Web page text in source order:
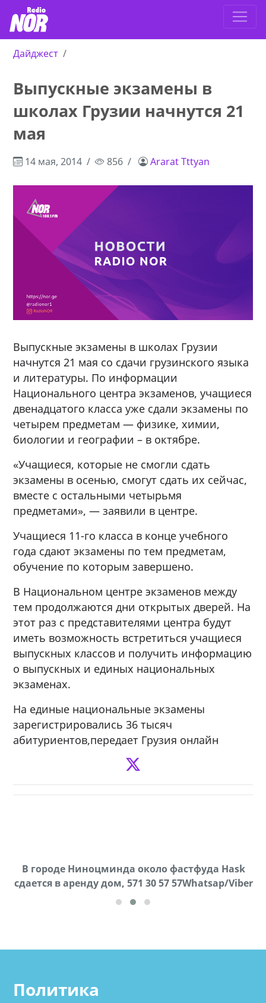
Дайджест
Выпускные экзамены в
школах Грузии начнутся 21
мая
14 мая, 2014 856 Ararat Tttyan
Выпускные экзамены в школах Грузии
начнутся 21 мая со сдачи грузинского языка
и литературы. По информации
Национального центра экзаменов, учащиеся
двенадцатого класса уже сдали экзамены по
четырем предметам — физике, химии,
биологии и географии – в октябре.
«Учащиеся, которые не смогли сдать
экзамены в осенью, смогут сдать их сейчас,
вместе с остальными четырьмя
предметами», — заявили в центре.
Учащиеся 11-го класса в конце учебного
года сдают экзамены по тем предметам,
обучение по которым завершено.
В Национальном центре экзаменов между
тем продолжаются дни открытых дверей. На
этот раз с представителями центра будут
иметь возможность встретиться учащиеся
выпускных классов и получить информацию
о выпускных и единых национальных
экзаменах.
На единые национальные экзамены
зарегистрировались 36 тысяч
абитуриентов,передает Грузия онлайн
В городе Ниноцминда около фастфуда Hask
cдается в аренду дом, 571 30 57 57Whatsap/Viber
Продается машина марки Prado,571 30 57
57Whatsap/Viber
Политика